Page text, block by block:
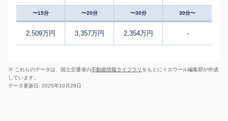
〜15分 〜20分 〜30分 30分〜
2,509万円 3,357万円 2,354万円 -
※ これらのデータは、国土交通省の不動産情報ライブラリ をもとにイエウール編集部が作成
しています。
データ更新日: 2025年10月29日